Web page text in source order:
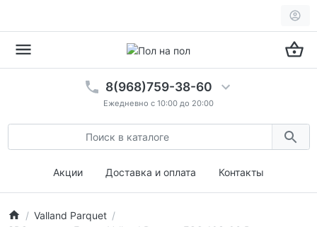
8(968)759-38-60
Ежедневно с 10:00 до 20:00
Акции Доставка и оплата Контакты
Valland Parquet